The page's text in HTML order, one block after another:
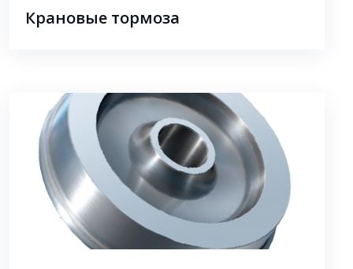
Крановые тормоза